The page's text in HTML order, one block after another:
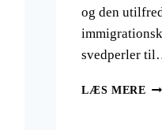
og den
svedperler
LÆS MERE